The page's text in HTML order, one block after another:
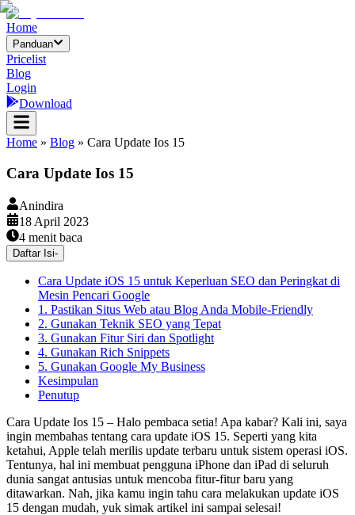
Home
Panduan
Pricelist
Blog
Login
Download
Home » Blog » Cara Update Ios 15
Cara Update Ios 15
Anindira
18 April 2023
4 menit baca
Daftar Isi-
Cara Update iOS 15 untuk Keperluan SEO dan Peringkat di
Mesin Pencari Google
1. Pastikan Situs Web atau Blog Anda Mobile-Friendly
2. Gunakan Teknik SEO yang Tepat
3. Gunakan Fitur Siri dan Spotlight
4. Gunakan Rich Snippets
5. Gunakan Google My Business
Kesimpulan
Penutup
Cara Update Ios 15 – Halo pembaca setia! Apa kabar? Kali ini, saya
ingin membahas tentang cara update iOS 15. Seperti yang kita
ketahui, Apple telah merilis update terbaru untuk sistem operasi iOS.
Tentunya, hal ini membuat pengguna iPhone dan iPad di seluruh
dunia sangat antusias untuk mencoba fitur-fitur baru yang
ditawarkan. Nah, jika kamu ingin tahu cara melakukan update iOS
15 dengan mudah, yuk simak artikel ini sampai selesai!